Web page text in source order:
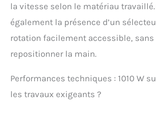
la vitesse selon le matériau travaillé.
également la présence d’un
rotation facilement accessible, sans
repositionner la main.
Performances techniques : 1010 W
les travaux exigeants ?